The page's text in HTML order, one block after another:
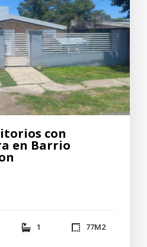
con
en Barrio
1 77M2